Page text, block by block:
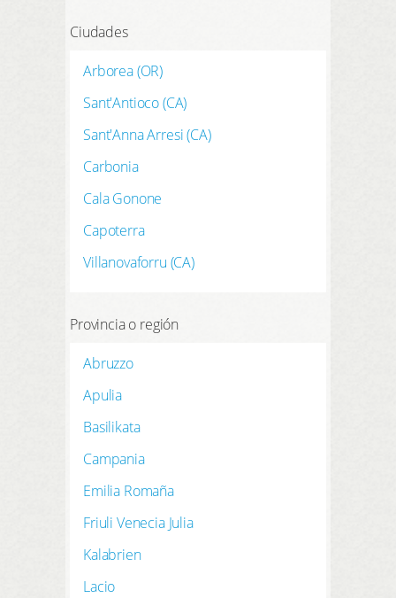
Ciudades
Arborea (OR)
Sant'Antioco (CA)
Sant'Anna Arresi (CA)
Carbonia
Cala Gonone
Capoterra
Villanovaforru (CA)
Provincia o región
Abruzzo
Apulia
Basilikata
Campania
Emilia Romaña
Friuli Venecia Julia
Kalabrien
Lacio